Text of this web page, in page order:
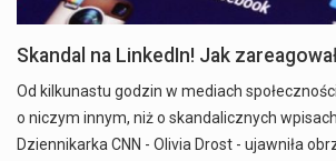
Skandal na LinkedIn! Jak
Od kilkunastu godzin w mediach
o niczym innym, niż o skandalicznych
Dziennikarka CNN - Olivia Drost - ujawniła